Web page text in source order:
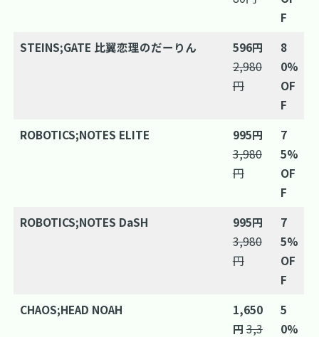
F
STEINS;GATE 比翼恋理のだーりん
596円
2,980
円
8
0%
OF
F
ROBOTICS;NOTES ELITE
995円
3,980
円
7
5%
OF
F
ROBOTICS;NOTES DaSH
995円
3,980
円
7
5%
OF
F
CHAOS;HEAD NOAH
1,650
円 3,3
5
0%